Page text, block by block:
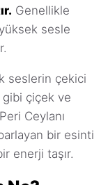
Genellikle
sesle
seslerin çekici
gibi çiçek ve
Ceylanı
bir esinti
enerji taşır.